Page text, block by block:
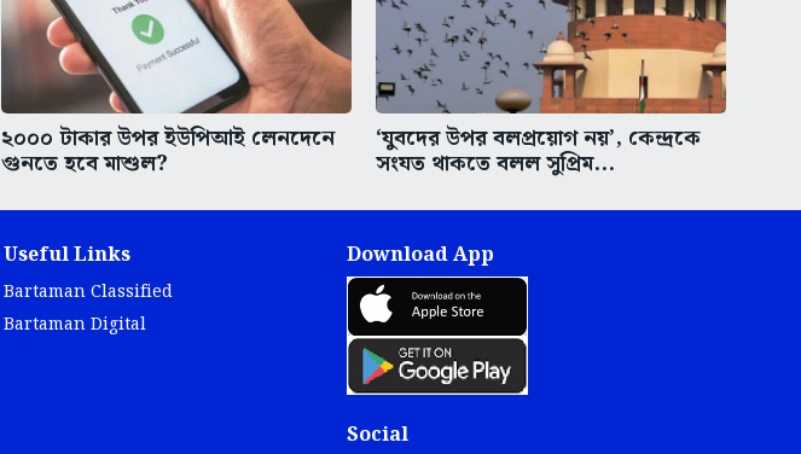
২০০০ টাকার উপর ইউপিআই লেনদেনে
গুনতে হবে মাশুল?
‘যুবদের উপর বলপ্রয়োগ নয়’, কেন্দ্রকে
সংযত থাকতে বলল সুপ্রিম...
Useful Links
Bartaman Classified
Bartaman Digital
Download App
Social